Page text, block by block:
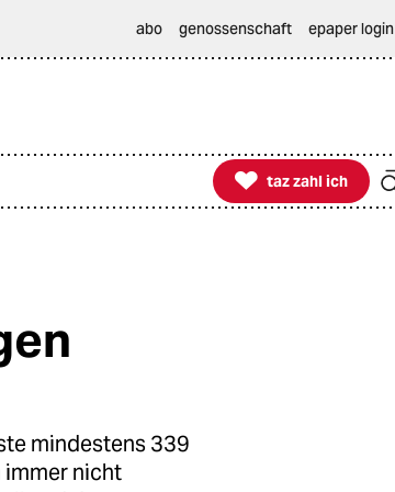
abo genossenschaft epaper login

taz zahl ich
taz zahl ich
mindestens 339
immer nicht